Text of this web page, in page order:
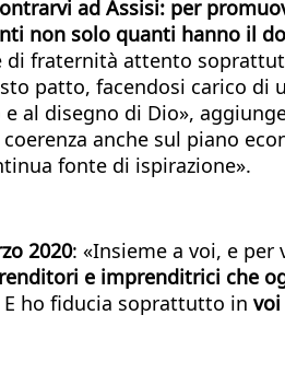
ad Assisi: per
non solo quanti hanno il
fraternità attento
patto, facendosi carico
al disegno di Dio»,
anche sul piano
fonte di ispirazione».
2020: «Insieme a voi, e per
e imprenditrici che
E ho fiducia soprattutto in